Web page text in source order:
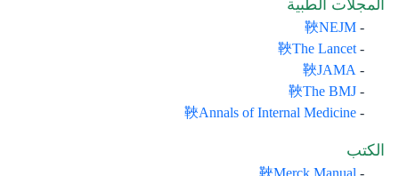
المجلات الطبية​
NEJM
The Lancet
JAMA
The BMJ
Annals of Internal Medicine
الكتب​
Merck Manual